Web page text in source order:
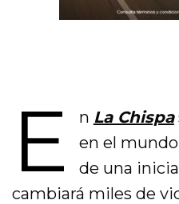
E n La Chispa
en el
de una
cambiará miles de